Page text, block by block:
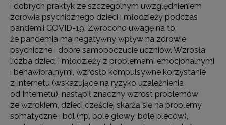
i dobrych praktyk ze szczególnym uwzględnieniem
zdrowia psychicznego dzieci i młodzieży podczas
pandemii COVID-19. Zwrócono uwagę na to,
że pandemia ma negatywny wpływ na zdrowie
psychiczne i dobre samopoczucie uczniów. Wzrosła
liczba dzieci i młodzieży z problemami emocjonalnymi
i behawioralnymi, wzrosło kompulsywne korzystanie
z Internetu (wskazujące na ryzyko uzależnienia
od Internetu), nastąpił znaczny wzrost problemów
ze wzrokiem, dzieci częściej skarżą się na problemy
somatyczne i ból (np. bóle głowy, bóle pleców),